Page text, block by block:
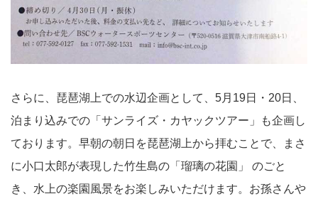
さらに、琵琶湖上での水辺企画として、5月19日・20日、
泊まり込みでの「サンライズ・カヤックツアー」も企画し
ております。早朝の朝日を琵琶湖上から拝むことで、まさ
に小口太郎が表現した竹生島の「瑠璃の花園」 のごと
き、水上の楽園風景をお楽しみいただけます。お孫さんや